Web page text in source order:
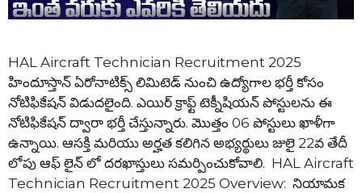
HAL Aircraft Technician Recruitment 2025
హిందూస్తాన్ ఏరోనాటిక్స్ లిమిటెడ్ నుంచి ఉద్యోగాల భర్తీ కోసం
నోటిఫికేషన్ విడుదలైంది. ఎయిర్ క్రాఫ్ట్ టెక్నీషియన్ పోస్టులను ఈ
నోటిఫికేషన్ ద్వారా భర్తీ చేస్తున్నారు. మొత్తం 06 పోస్టులు ఖాళీగా
ఉన్నాయి. ఆసక్తి మరియు అర్హత కలిగిన అభ్యర్థులు జులై 22వ తేదీ
లోపు ఆఫ్ లైన్ లో దరఖాస్తులు సమర్పించుకోవాలి. HAL Aircraft
Technician Recruitment 2025 Overview: నియామక